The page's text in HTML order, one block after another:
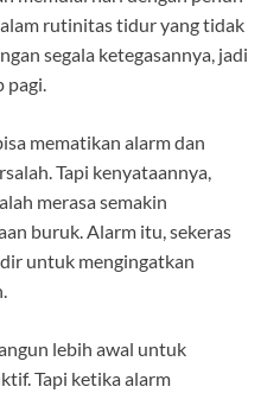
rutinitas tidur yang tidak
segala ketegasannya, jadi
pagi.
mematikan alarm dan
Tapi kenyataannya,
merasa semakin
buruk. Alarm itu, sekeras
untuk mengingatkan
lebih awal untuk
Tapi ketika alarm